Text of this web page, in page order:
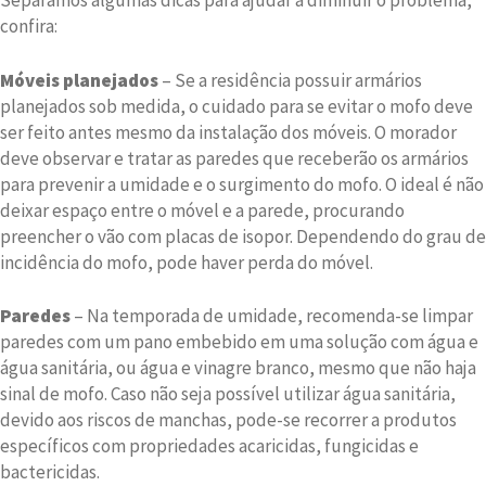
confira:
Móveis planejados– Se a residência possuir armários
planejados sob medida, o cuidado para se evitar o mofo deve
ser feito antes mesmo da instalação dos móveis. O morador
deve observar e tratar as paredes que receberão os armários
para prevenir a umidade e o surgimento do mofo. O ideal é não
deixar espaço entre o móvel e a parede, procurando
preencher o vão com placas de isopor. Dependendo do grau de
incidência do mofo, pode haver perda do móvel.
Paredes– Na temporada de umidade, recomenda-se limpar
paredes com um pano embebido em uma solução com água e
água sanitária, ou água e vinagre branco, mesmo que não haja
sinal de mofo. Caso não seja possível utilizar água sanitária,
devido aos riscos de manchas, pode-se recorrer a produtos
específicos com propriedades acaricidas, fungicidas e
bactericidas.